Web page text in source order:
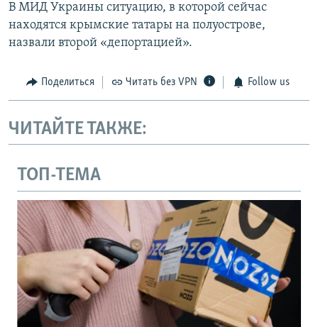
В МИД Украины ситуацию, в которой сейчас
находятся крымские татары на полуострове,
назвали второй «депортацией».
Поделиться Читать без VPN Follow us
ЧИТАЙТЕ ТАКЖЕ:
ТОП-ТЕМА